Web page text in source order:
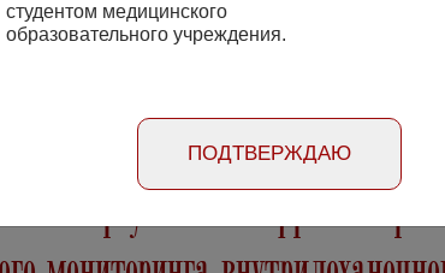
i klinicheskaya urologiya
для авторов
перкутанной
студентом медицинского
образовательного учреждения.
ПОДТВЕРЖДАЮ